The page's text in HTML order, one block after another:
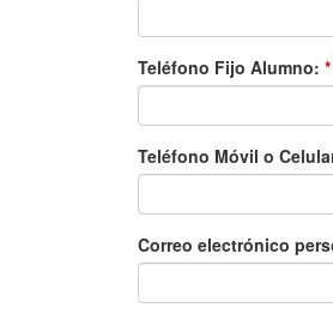
Teléfono Fijo Alumno: *
Teléfono Móvil o
Correo electrónico